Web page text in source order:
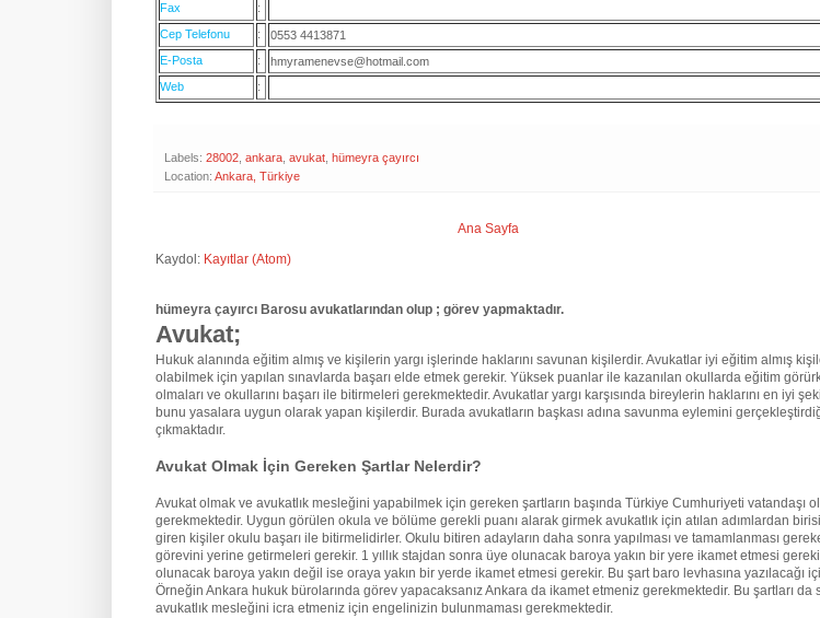
Fax
:
Cep Telefonu
:
0553 4413871
E-Posta
:
hmyramenevse@hotmail.com
Web
:
Labels: 28002 ankara avukat hümeyra çayırcı
Location: Ankara, Türkiye
Ana Sayfa
Kaydol: Kayıtlar (Atom)
hümeyra çayırcı Barosu avukatlarından olup ; görev yapmaktadır.
Avukat;
Hukuk alanında eğitim almış ve kişilerin yargı işlerinde haklarını savunan kişilerdir. Avukatlar iyi eğitim almış
olabilmek için yapılan sınavlarda başarı elde etmek gerekir. Yüksek puanlar ile kazanılan okullarda eğitim
olmaları ve okullarını başarı ile bitirmeleri gerekmektedir. Avukatlar yargı karşısında bireylerin haklarını en iyi
bunu yasalara uygun olarak yapan kişilerdir. Burada avukatların başkası adına savunma eylemini
çıkmaktadır.
Avukat Olmak İçin Gereken Şartlar Nelerdir?
Avukat olmak ve avukatlık mesleğini yapabilmek için gereken şartların başında Türkiye Cumhuriyeti vatandaşı
gerekmektedir. Uygun görülen okula ve bölüme gerekli puanı alarak girmek avukatlık için atılan adımlardan
giren kişiler okulu başarı ile bitirmelidirler. Okulu bitiren adayların daha sonra yapılması ve tamamlanması
görevini yerine getirmeleri gerekir. 1 yıllık stajdan sonra üye olunacak baroya yakın bir yere ikamet etmesi
olunacak baroya yakın değil ise oraya yakın bir yerde ikamet etmesi gerekir. Bu şart baro levhasına yazılacağı
Örneğin Ankara hukuk bürolarında görev yapacaksanız Ankara da ikamet etmeniz gerekmektedir. Bu şartları da
avukatlık mesleğini icra etmeniz için engelinizin bulunmaması gerekmektedir.